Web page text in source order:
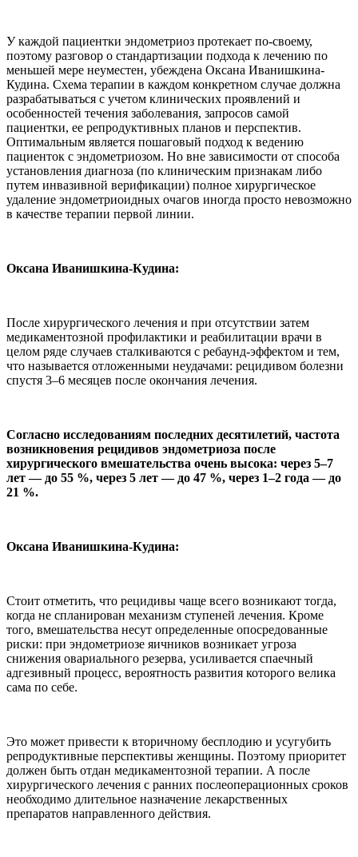
У каждой пациентки эндометриоз протекает по-своему,
поэтому разговор о стандартизации подхода к лечению по
меньшей мере неуместен, убеждена Оксана Иванишкина-
Кудина. Схема терапии в каждом конкретном случае должна
разрабатываться с учетом клинических проявлений и
особенностей течения заболевания, запросов самой
пациентки, ее репродуктивных планов и перспектив.
Оптимальным является пошаговый подход к ведению
пациенток с эндометриозом. Но вне зависимости от способа
установления диагноза (по клиническим признакам либо
путем инвазивной верификации) полное хирургическое
удаление эндометриоидных очагов иногда просто невозможно
в качестве терапии первой линии.
Оксана Иванишкина-Кудина:
После хирургического лечения и при отсутствии затем
медикаментозной профилактики и реабилитации врачи в
целом ряде случаев сталкиваются с ребаунд-эффектом и тем,
что называется отложенными неудачами: рецидивом болезни
спустя 3–6 месяцев после окончания лечения.
Согласно исследованиям последних десятилетий, частота
возникновения рецидивов эндометриоза после
хирургического вмешательства очень высока: через 5–7
лет — до 55 %, через 5 лет — до 47 %, через 1–2 года — до
21 %.
Оксана Иванишкина-Кудина:
Стоит отметить, что рецидивы чаще всего возникают тогда,
когда не спланирован механизм ступеней лечения. Кроме
того, вмешательства несут определенные опосредованные
риски: при эндометриозе яичников возникает угроза
снижения овариального резерва, усиливается спаечный
адгезивный процесс, вероятность развития которого велика
сама по себе.
Это может привести к вторичному бесплодию и усугубить
репродуктивные перспективы женщины. Поэтому приоритет
должен быть отдан медикаментозной терапии. А после
хирургического лечения с ранних послеоперационных сроков
необходимо длительное назначение лекарственных
препаратов направленного действия.